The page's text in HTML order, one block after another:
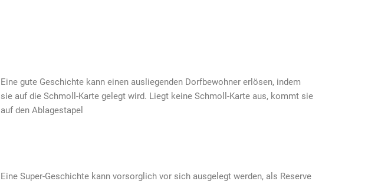
Eine gute Geschichte kann einen ausliegenden Dorfbewohner erlösen, indem
sie auf die Schmoll-Karte gelegt wird. Liegt keine Schmoll-Karte aus, kommt sie
auf den Ablagestapel
Eine Super-Geschichte kann vorsorglich vor sich ausgelegt werden, als Reserve